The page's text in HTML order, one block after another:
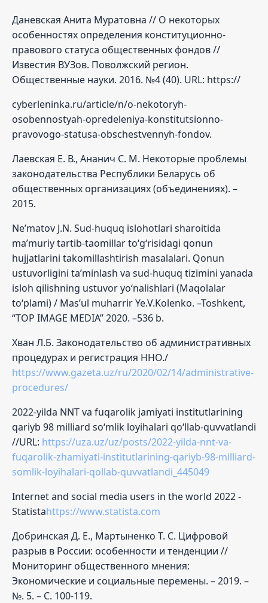
Даневская Анита Муратовна // О некоторых
особенностях определения конституционно-
правового статуса общественных фондов //
Известия ВУЗов. Поволжский регион.
Общественные науки. 2016. №4 (40). URL: https://
cyberleninka.ru/article/n/o-nekotoryh-
osobennostyah-opredeleniya-konstitutsionno-
pravovogo-statusa-obschestvennyh-fondov.
Лаевская Е. В., Ананич С. М. Некоторые проблемы
законодательства Республики Беларусь об
общественных организациях (объединениях). –
2015.
Ne’matov J.N. Sud-huquq islohotlari sharoitida
ma’muriy tartib-taomillar to‘g‘risidagi qonun
hujjatlarini takomillashtirish masalalari. Qonun
ustuvorligini ta’minlash va sud-huquq tizimini yanada
isloh qilishning ustuvor yo‘nalishlari (Maqolalar
to‘plami) / Mas’ul muharrir Ye.V.Kolenko. –Toshkent,
“TOP IMAGE MEDIA” 2020. –536 b.
Хван Л.Б. Законодательство об административных
процедурах и регистрация ННО./
https://www.gazeta.uz/ru/2020/02/14/administrative-
procedures/
2022-yilda NNT va fuqarolik jamiyati institutlarining
qariyb 98 milliard so‘mlik loyihalari qo‘llab-quvvatlandi
//URL: https://uza.uz/uz/posts/2022-yilda-nnt-va-
fuqarolik-zhamiyati-institutlarining-qariyb-98-milliard-
somlik-loyihalari-qollab-quvvatlandi_445049
Internet and social media users in the world 2022 -
Statistahttps://www.statista.com
Добринская Д. Е., Мартыненко Т. С. Цифровой
разрыв в России: особенности и тенденции //
Мониторинг общественного мнения:
Экономические и социальные перемены. – 2019. –
№. 5. – С. 100-119.